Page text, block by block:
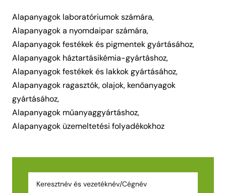
Alapanyagok laboratóriumok számára,
Alapanyagok a nyomdaipar számára,
Alapanyagok festékek és pigmentek gyártásához,
Alapanyagok háztartásikémia-gyártáshoz,
Alapanyagok festékek és lakkok gyártásához,
Alapanyagok ragasztók, olajok, kenőanyagok
gyártásához,
Alapanyagok műanyaggyártáshoz,
Alapanyagok üzemeltetési folyadékokhoz